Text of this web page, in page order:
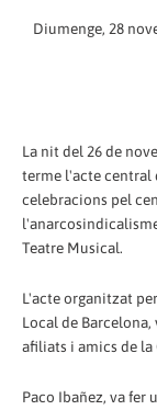
Diumenge, 28
La nit del 26 de
terme l'acte central
celebracions pel
Teatre Musical.
L'acte organitzat
Local de
afiliats i amics de la
Paco Ibañez, va fer